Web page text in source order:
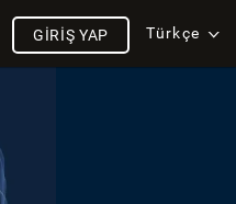
Türkçe
GIRIŞ YAP